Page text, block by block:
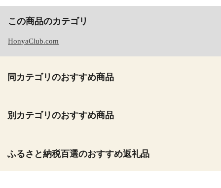
この商品のカテゴリ
HonyaClub.com
同カテゴリのおすすめ商品
別カテゴリのおすすめ商品
ふるさと納税百選のおすすめ返礼品